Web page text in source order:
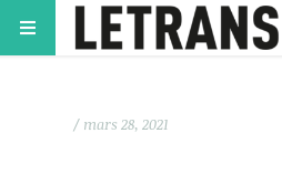
/ mars 28, 2021